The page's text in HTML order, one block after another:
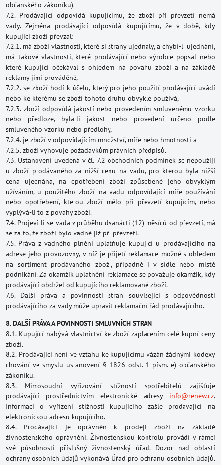
občanského zákoníku).
7.2. Prodávající odpovídá kupujícímu, že zboží při převzetí nemá
vady. Zejména prodávající odpovídá kupujícímu, že v době, kdy
kupující zboží převzal:
7.2.1. má zboží vlastnosti, které si strany ujednaly, a chybí-li ujednání,
má takové vlastnosti, které prodávající nebo výrobce popsal nebo
které kupující očekával s ohledem na povahu zboží a na základě
reklamy jimi prováděné,
7.2.2. se zboží hodí k účelu, který pro jeho použití prodávající uvádí
nebo ke kterému se zboží tohoto druhu obvykle používá,
7.2.3. zboží odpovídá jakostí nebo provedením smluvenému vzorku
nebo předloze, byla-li jakost nebo provedení určeno podle
smluveného vzorku nebo předlohy,
7.2.4. je zboží v odpovídajícím množství, míře nebo hmotnosti a
7.2.5. zboží vyhovuje požadavkům právních předpisů.
7.3. Ustanovení uvedená v čl. 7.2 obchodních podmínek se nepoužijí
u zboží prodávaného za nižší cenu na vadu, pro kterou byla nižší
cena ujednána, na opotřebení zboží způsobené jeho obvyklým
užíváním, u použitého zboží na vadu odpovídající míře používání
nebo opotřebení, kterou zboží mělo při převzetí kupujícím, nebo
vyplývá-li to z povahy zboží.
7.4. Projeví-li se vada v průběhu dvanácti (12) měsíců od převzetí, má
se za to, že zboží bylo vadné již při převzetí.
7.5. Práva z vadného plnění uplatňuje kupující u prodávajícího na
adrese jeho provozovny, v níž je přijetí reklamace možné s ohledem
na sortiment prodávaného zboží, případně i v sídle nebo místě
podnikání. Za okamžik uplatnění reklamace se považuje okamžik, kdy
prodávající obdržel od kupujícího reklamované zboží.
7.6. Další práva a povinnosti stran související s odpovědností
prodávajícího za vady může upravit reklamační řád prodávajícího.
8. DALŠÍ PRÁVA A POVINNOSTI SMLUVNÍCH STRAN
8.1. Kupující nabývá vlastnictví ke zboží zaplacením celé kupní ceny
zboží.
8.2. Prodávající není ve vztahu ke kupujícímu vázán žádnými kodexy
chování ve smyslu ustanovení § 1826 odst. 1 písm. e) občanského
zákoníku.
8.3. Mimosoudní vyřizování stížností spotřebitelů zajišťuje
prodávající prostřednictvím elektronické adresy info@renew.cz.
Informaci o vyřízení stížnosti kupujícího zašle prodávající na
elektronickou adresu kupujícího.
8.4. Prodávající je oprávněn k prodeji zboží na základě
živnostenského oprávnění. Živnostenskou kontrolu provádí v rámci
své působnosti příslušný živnostenský úřad. Dozor nad oblastí
ochrany osobních údajů vykonává Úřad pro ochranu osobních údajů.